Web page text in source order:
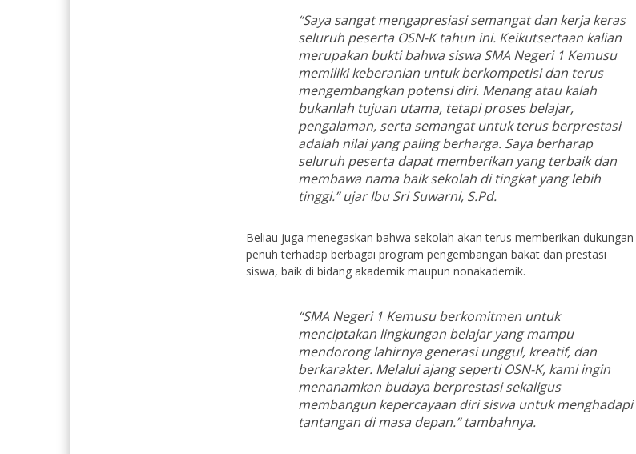
“Saya sangat mengapresiasi semangat dan kerja keras
seluruh peserta OSN-K tahun ini. Keikutsertaan kalian
merupakan bukti bahwa siswa SMA Negeri 1 Kemusu
memiliki keberanian untuk berkompetisi dan terus
mengembangkan potensi diri. Menang atau kalah
bukanlah tujuan utama, tetapi proses belajar,
pengalaman, serta semangat untuk terus berprestasi
adalah nilai yang paling berharga. Saya berharap
seluruh peserta dapat memberikan yang terbaik dan
membawa nama baik sekolah di tingkat yang lebih
tinggi.”ujar Ibu Sri Suwarni, S.Pd.
Beliau juga menegaskan bahwa sekolah akan terus memberikan dukungan
penuh terhadap berbagai program pengembangan bakat dan prestasi
siswa, baik di bidang akademik maupun nonakademik.
“SMA Negeri 1 Kemusu berkomitmen untuk
menciptakan lingkungan belajar yang mampu
mendorong lahirnya generasi unggul, kreatif, dan
berkarakter. Melalui ajang seperti OSN-K, kami ingin
menanamkan budaya berprestasi sekaligus
membangun kepercayaan diri siswa untuk menghadapi
tantangan di masa depan.”tambahnya.